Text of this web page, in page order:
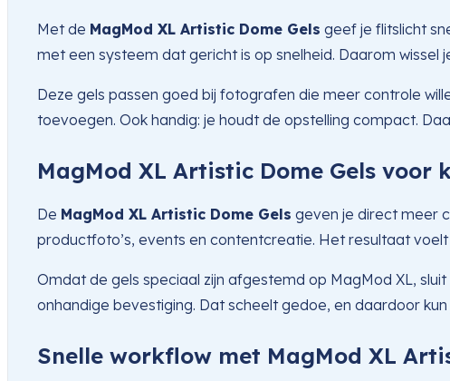
Met de MagMod XL Artistic Dome Gels geef je flitslicht
met een systeem dat gericht is op snelheid. Daarom wissel
Deze gels passen goed bij fotografen die meer controle
toevoegen. Ook handig: je houdt de opstelling compact.
MagMod XL Artistic Dome Gels voor
De MagMod XL Artistic Dome Gels geven je direct meer
productfoto’s, events en contentcreatie. Het resultaat
Omdat de gels speciaal zijn afgestemd op MagMod XL,
onhandige bevestiging. Dat scheelt gedoe, en daardoor
Snelle workflow met MagMod XL